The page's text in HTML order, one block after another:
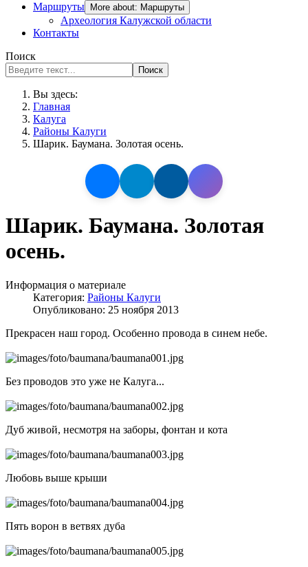
Маршруты
More about: Маршруты
Археология Калужской области
Контакты
Поиск
Поиск
Вы здесь:
Главная
Калуга
Районы Калуги
Шарик. Баумана. Золотая осень.
Шарик. Баумана. Золотая
осень.
Информация о материале
Категория: Районы Калуги
Опубликовано: 25 ноября 2013
Прекрасен наш город. Особенно провода в синем небе.
Без проводов это уже не Калуга...
Дуб живой, несмотря на заборы, фонтан и кота
Любовь выше крыши
Пять ворон в ветвях дуба